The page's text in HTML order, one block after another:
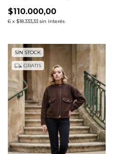
$110.000,00
6 x $18.333,33 sin interés
SIN STOCK
GRATIS